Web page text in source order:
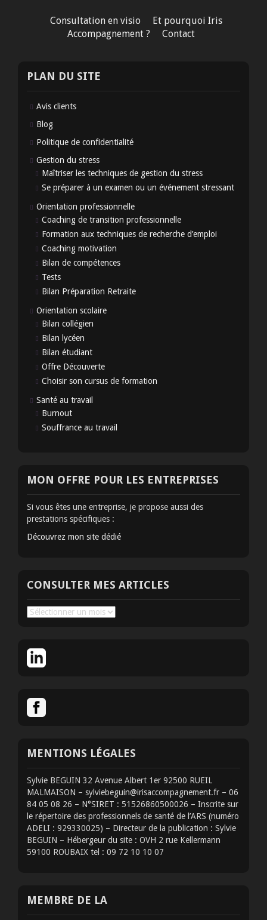
Consultation en visio
Et pourquoi Iris
Accompagnement ?
Contact
PLAN DU SITE
Avis clients
Blog
Politique de confidentialité
Gestion du stress
Maîtriser les techniques de gestion du stress
Se préparer à un examen ou un événement stressant
Orientation professionnelle
Coaching de transition professionnelle
Formation aux techniques de recherche d’emploi
Coaching motivation
Bilan de compétences
Tests
Bilan Préparation Retraite
Orientation scolaire
Bilan collégien
Bilan lycéen
Bilan étudiant
Offre Découverte
Choisir son cursus de formation
Santé au travail
Burnout
Souffrance au travail
MON OFFRE POUR LES ENTREPRISES
Si vous êtes une entreprise, je propose aussi des
prestations spécifiques :
Découvrez mon site dédié
CONSULTER MES ARTICLES
Consulter
MENTIONS LÉGALES
Sylvie BEGUIN 32 Avenue Albert 1er 92500 RUEIL
MALMAISON – sylviebeguin@irisaccompagnement.fr – 06
84 05 08 26 – N°SIRET : 51526860500026 – Inscrite sur
le répertoire des professionnels de santé de l’ARS (numéro
ADELI : 929330025) – Directeur de la publication : Sylvie
BEGUIN – Hébergeur du site : OVH 2 rue Kellermann
59100 ROUBAIX tel : 09 72 10 10 07
MEMBRE DE LA